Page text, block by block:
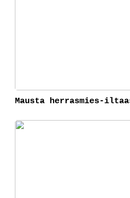
Mausta herrasmies-